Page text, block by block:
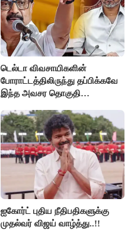
டெல்டா விவசாயிகளின்
போராட்டத்திலிருந்து தப்பிக்கவே
இந்த அவசர தொகுதி
அரங்கேற்றுகிறார் முதலமைச்சர் -
திமுக ஐடி விங்..!!
ஐகோர்ட் புதிய நீதிபதிகளுக்கு
முதல்வர் விஜய் வாழ்த்து..!!